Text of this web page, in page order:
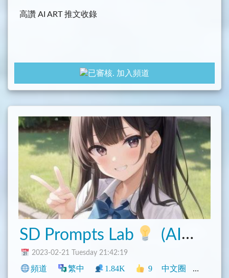
高讚 AI ART 推文收錄
加入頻道
SD Prompts Lab (AI繪圖咒術研究室)
2023-02-21 Tuesday 21:42:19
頻道 繁中 1.84K 9 中文圈 香港